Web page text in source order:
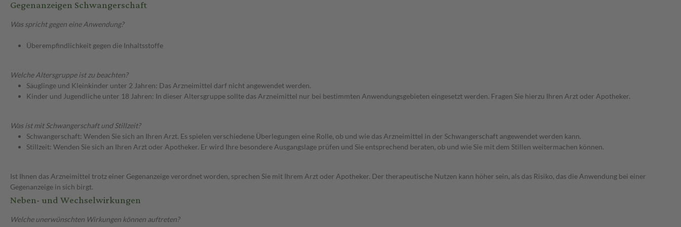
Gegenanzeigen Schwangerschaft
Was spricht gegen eine Anwendung?
Überempfindlichkeit gegen die Inhaltsstoffe
Welche Altersgruppe ist zu beachten?
Säuglinge und Kleinkinder unter 2 Jahren: Das Arzneimittel darf nicht angewendet werden.
Kinder und Jugendliche unter 18 Jahren: In dieser Altersgruppe sollte das Arzneimittel nur bei bestimmten Anwendungsgebieten eingesetzt werden. Fragen Sie hierzu Ihren Arzt oder Apotheker.
Was ist mit Schwangerschaft und Stillzeit?
Schwangerschaft: Wenden Sie sich an Ihren Arzt. Es spielen verschiedene Überlegungen eine Rolle, ob und wie das Arzneimittel in der Schwangerschaft angewendet werden kann.
Stillzeit: Wenden Sie sich an Ihren Arzt oder Apotheker. Er wird Ihre besondere Ausgangslage prüfen und Sie entsprechend beraten, ob und wie Sie mit dem Stillen weitermachen können.
Ist Ihnen das Arzneimittel trotz einer Gegenanzeige verordnet worden, sprechen Sie mit Ihrem Arzt oder Apotheker. Der therapeutische Nutzen kann höher sein, als das Risiko, das die Anwendung bei einer
Gegenanzeige in sich birgt.
Neben- und Wechselwirkungen
Welche unerwünschten Wirkungen können auftreten?